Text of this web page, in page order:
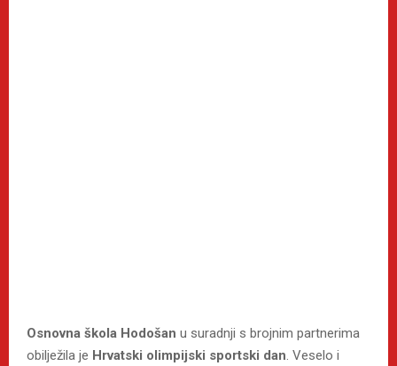
Osnovna škola Hodošan u suradnji s brojnim partnerima
obilježila je Hrvatski olimpijski sportski dan. Veselo i